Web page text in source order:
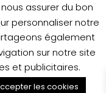
assurer du bon
personnaliser notre
également
sur notre site
et publicitaires.
les cookies